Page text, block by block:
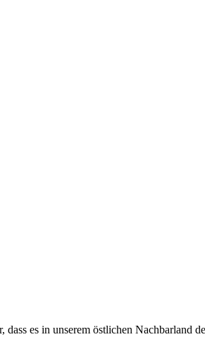
es in unserem östlichen Nachbarland